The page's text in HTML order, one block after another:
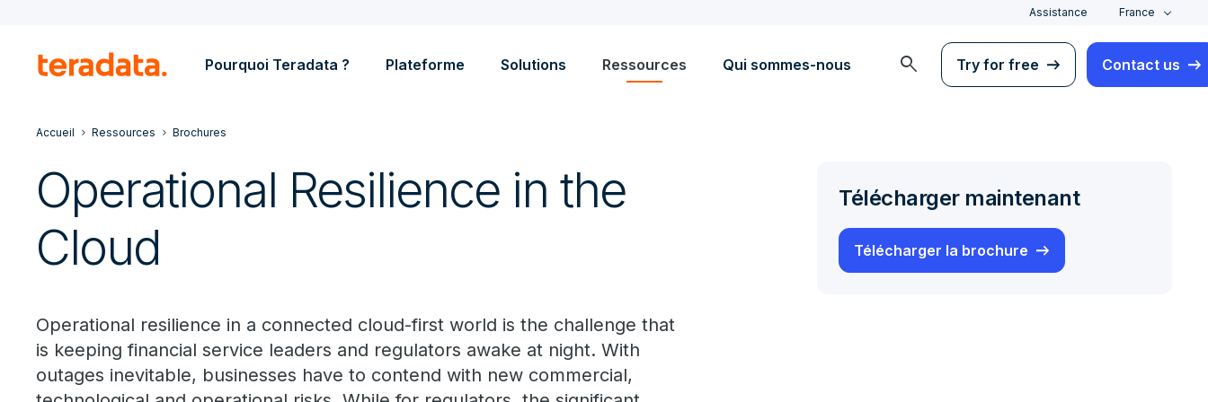
Assistance France
Pourquoi Teradata ? Plateforme Solutions Ressources Qui sommes-nous search Try for free Contact us
Accueil Ressources Brochures
Operational Resilience in the
Cloud
Operational resilience in a connected cloud-first world is the challenge that
is keeping financial service leaders and regulators awake at night. With
outages inevitable, businesses have to contend with new commercial,
Télécharger maintenant
Télécharger la brochure